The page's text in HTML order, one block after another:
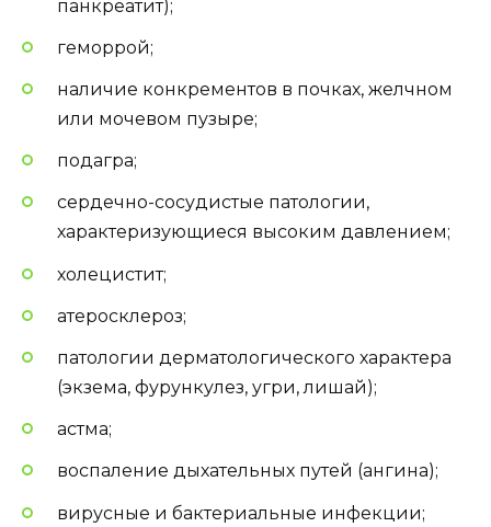
панкреатит);
геморрой;
наличие конкрементов в почках, желчном
или мочевом пузыре;
подагра;
сердечно-сосудистые патологии,
характеризующиеся высоким давлением;
холецистит;
атеросклероз;
патологии дерматологического характера
(экзема, фурункулез, угри, лишай);
астма;
воспаление дыхательных путей (ангина);
вирусные и бактериальные инфекции;